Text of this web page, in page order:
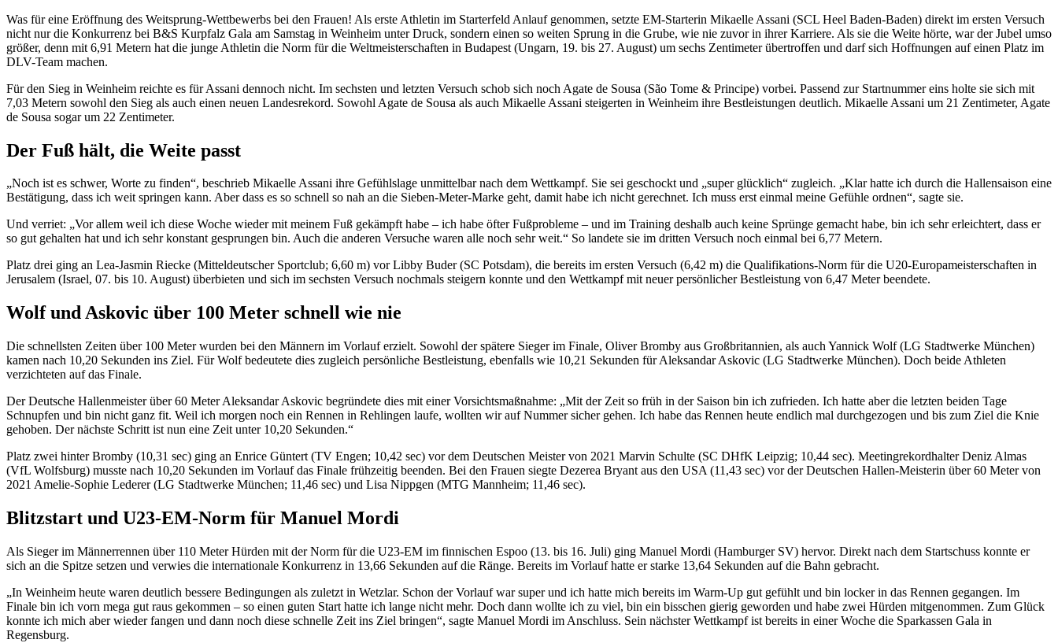
Was für eine Eröffnung des Weitsprung-Wettbewerbs bei den Frauen! Als erste Athletin im Starterfeld Anlauf genommen, setzte EM-Starterin Mikaelle Assani (SCL Heel Baden-Baden) direkt im ersten Versuch
nicht nur die Konkurrenz bei B&S Kurpfalz Gala am Samstag in Weinheim unter Druck, sondern einen so weiten Sprung in die Grube, wie nie zuvor in ihrer Karriere. Als sie die Weite hörte, war der Jubel umso
größer, denn mit 6,91 Metern hat die junge Athletin die Norm für die Weltmeisterschaften in Budapest (Ungarn, 19. bis 27. August) um sechs Zentimeter übertroffen und darf sich Hoffnungen auf einen Platz im
DLV-Team machen.
Für den Sieg in Weinheim reichte es für Assani dennoch nicht. Im sechsten und letzten Versuch schob sich noch Agate de Sousa (São Tome & Principe) vorbei. Passend zur Startnummer eins holte sie sich mit
7,03 Metern sowohl den Sieg als auch einen neuen Landesrekord. Sowohl Agate de Sousa als auch Mikaelle Assani steigerten in Weinheim ihre Bestleistungen deutlich. Mikaelle Assani um 21 Zentimeter, Agate
de Sousa sogar um 22 Zentimeter.
Der Fuß hält, die Weite passt
„Noch ist es schwer, Worte zu finden“, beschrieb Mikaelle Assani ihre Gefühlslage unmittelbar nach dem Wettkampf. Sie sei geschockt und „super glücklich“ zugleich. „Klar hatte ich durch die Hallensaison eine
Bestätigung, dass ich weit springen kann. Aber dass es so schnell so nah an die Sieben-Meter-Marke geht, damit habe ich nicht gerechnet. Ich muss erst einmal meine Gefühle ordnen“, sagte sie.
Und verriet: „Vor allem weil ich diese Woche wieder mit meinem Fuß gekämpft habe – ich habe öfter Fußprobleme – und im Training deshalb auch keine Sprünge gemacht habe, bin ich sehr erleichtert, dass er
so gut gehalten hat und ich sehr konstant gesprungen bin. Auch die anderen Versuche waren alle noch sehr weit.“ So landete sie im dritten Versuch noch einmal bei 6,77 Metern.
Platz drei ging an Lea-Jasmin Riecke (Mitteldeutscher Sportclub; 6,60 m) vor Libby Buder (SC Potsdam), die bereits im ersten Versuch (6,42 m) die Qualifikations-Norm für die U20-Europameisterschaften in
Jerusalem (Israel, 07. bis 10. August) überbieten und sich im sechsten Versuch nochmals steigern konnte und den Wettkampf mit neuer persönlicher Bestleistung von 6,47 Meter beendete.
Wolf und Askovic über 100 Meter schnell wie nie
Die schnellsten Zeiten über 100 Meter wurden bei den Männern im Vorlauf erzielt. Sowohl der spätere Sieger im Finale, Oliver Bromby aus Großbritannien, als auch Yannick Wolf (LG Stadtwerke München)
kamen nach 10,20 Sekunden ins Ziel. Für Wolf bedeutete dies zugleich persönliche Bestleistung, ebenfalls wie 10,21 Sekunden für Aleksandar Askovic (LG Stadtwerke München). Doch beide Athleten
verzichteten auf das Finale.
Der Deutsche Hallenmeister über 60 Meter Aleksandar Askovic begründete dies mit einer Vorsichtsmaßnahme: „Mit der Zeit so früh in der Saison bin ich zufrieden. Ich hatte aber die letzten beiden Tage
Schnupfen und bin nicht ganz fit. Weil ich morgen noch ein Rennen in Rehlingen laufe, wollten wir auf Nummer sicher gehen. Ich habe das Rennen heute endlich mal durchgezogen und bis zum Ziel die Knie
gehoben. Der nächste Schritt ist nun eine Zeit unter 10,20 Sekunden.“
Platz zwei hinter Bromby (10,31 sec) ging an Enrice Güntert (TV Engen; 10,42 sec) vor dem Deutschen Meister von 2021 Marvin Schulte (SC DHfK Leipzig; 10,44 sec). Meetingrekordhalter Deniz Almas
(VfL Wolfsburg) musste nach 10,20 Sekunden im Vorlauf das Finale frühzeitig beenden. Bei den Frauen siegte Dezerea Bryant aus den USA (11,43 sec) vor der Deutschen Hallen-Meisterin über 60 Meter von
2021 Amelie-Sophie Lederer (LG Stadtwerke München; 11,46 sec) und Lisa Nippgen (MTG Mannheim; 11,46 sec).
Blitzstart und U23-EM-Norm für Manuel Mordi
Als Sieger im Männerrennen über 110 Meter Hürden mit der Norm für die U23-EM im finnischen Espoo (13. bis 16. Juli) ging Manuel Mordi (Hamburger SV) hervor. Direkt nach dem Startschuss konnte er
sich an die Spitze setzen und verwies die internationale Konkurrenz in 13,66 Sekunden auf die Ränge. Bereits im Vorlauf hatte er starke 13,64 Sekunden auf die Bahn gebracht.
„In Weinheim heute waren deutlich bessere Bedingungen als zuletzt in Wetzlar. Schon der Vorlauf war super und ich hatte mich bereits im Warm-Up gut gefühlt und bin locker in das Rennen gegangen. Im
Finale bin ich vorn mega gut raus gekommen – so einen guten Start hatte ich lange nicht mehr. Doch dann wollte ich zu viel, bin ein bisschen gierig geworden und habe zwei Hürden mitgenommen. Zum Glück
konnte ich mich aber wieder fangen und dann noch diese schnelle Zeit ins Ziel bringen“, sagte Manuel Mordi im Anschluss. Sein nächster Wettkampf ist bereits in einer Woche die Sparkassen Gala in
Regensburg.